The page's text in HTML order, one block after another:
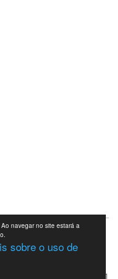
navegar no site estará a
sobre o uso de
no fundo da página.